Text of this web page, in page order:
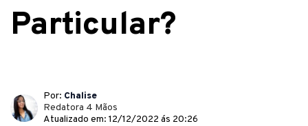
Particular?
Por: Chalise
Redatora 4 Mãos
Atualizado em: 12/12/2022 ás 20:26